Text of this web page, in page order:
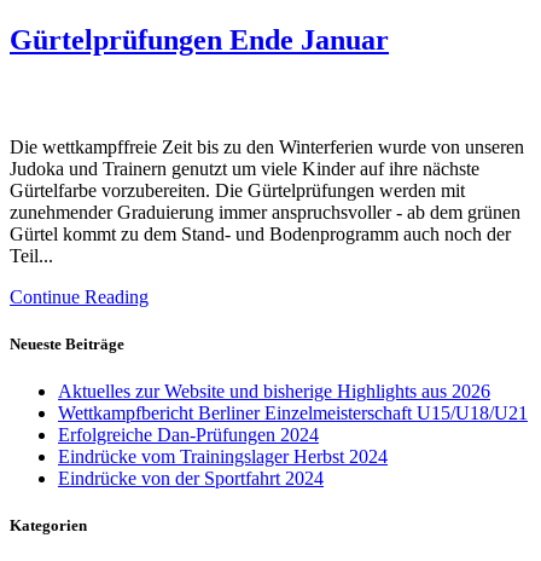
Gürtelprüfungen Ende Januar
Die wettkampffreie Zeit bis zu den Winterferien wurde von unseren
Judoka und Trainern genutzt um viele Kinder auf ihre nächste
Gürtelfarbe vorzubereiten. Die Gürtelprüfungen werden mit
zunehmender Graduierung immer anspruchsvoller - ab dem grünen
Gürtel kommt zu dem Stand- und Bodenprogramm auch noch der
Teil...
Continue Reading
Neueste Beiträge
Aktuelles zur Website und bisherige Highlights aus 2026
Wettkampfbericht Berliner Einzelmeisterschaft U15/U18/U21
Erfolgreiche Dan-Prüfungen 2024
Eindrücke vom Trainingslager Herbst 2024
Eindrücke von der Sportfahrt 2024
Kategorien